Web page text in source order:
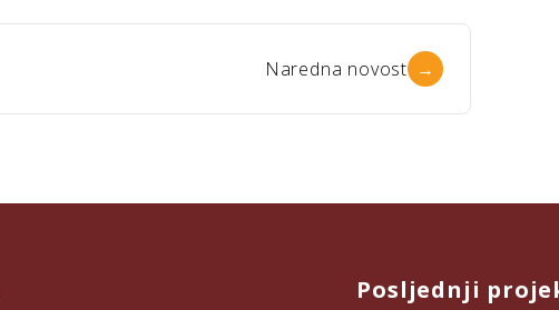
Naredna novost →
Posljednji